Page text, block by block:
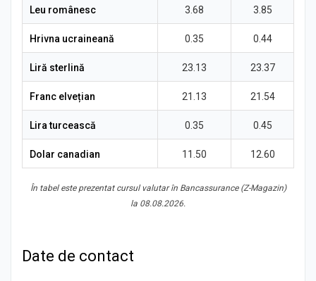
Leu românesc 3.68 3.85
Hrivna ucraineană 0.35 0.44
Liră sterlină 23.13 23.37
Franc elvețian 21.13 21.54
Lira turcească 0.35 0.45
Dolar canadian 11.50 12.60
În tabel este prezentat cursul valutar în Bancassurance (Z-Magazin)
la 08.08.2026.
Date de contact